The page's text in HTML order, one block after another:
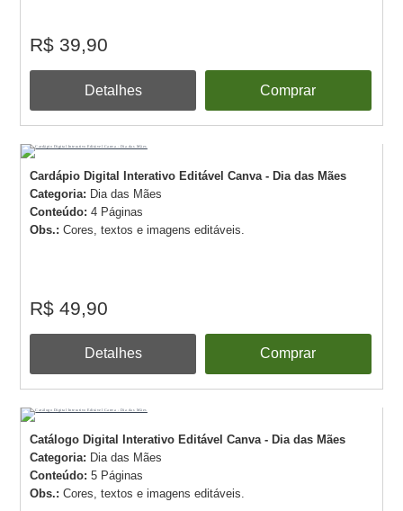
R$ 39,90
Detalhes Comprar
Cardápio Digital Interativo Editável Canva - Dia das Mães
Categoria: Dia das Mães
Conteúdo:4 Páginas
Obs.:Cores, textos e imagens editáveis.
R$ 49,90
Detalhes Comprar
Catálogo Digital Interativo Editável Canva - Dia das Mães
Categoria: Dia das Mães
Conteúdo:5 Páginas
Obs.:Cores, textos e imagens editáveis.